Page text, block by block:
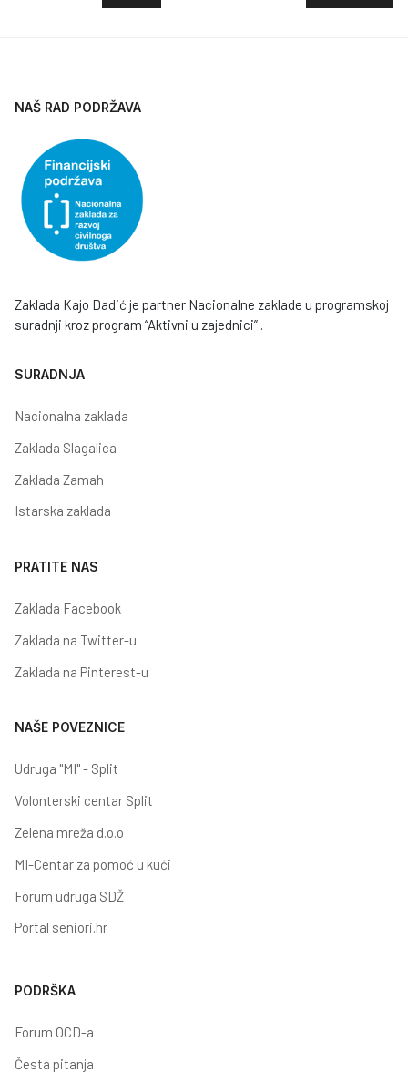
NAŠ RAD PODRŽAVA
Zaklada Kajo Dadić je partner Nacionalne zaklade u programskoj
suradnji kroz program “Aktivni u zajednici” .
SURADNJA
Nacionalna zaklada
Zaklada Slagalica
Zaklada Zamah
Istarska zaklada
PRATITE NAS
Zaklada Facebook
Zaklada na Twitter-u
Zaklada na Pinterest-u
NAŠE POVEZNICE
Udruga "MI" - Split
Volonterski centar Split
Zelena mreža d.o.o
MI-Centar za pomoć u kući
Forum udruga SDŽ
Portal seniori.hr
PODRŠKA
Forum OCD-a
Česta pitanja